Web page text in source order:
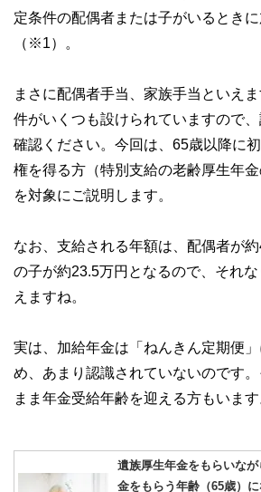
定条件の配偶者または子がいるとき
（※1）。
まさに配偶者手当、家族手当といえ
件がいくつも設けられていますので
確認ください。今回は、65歳以降に
権を得る方（特別支給の老齢厚生年金
を対象にご説明します。
なお、支給される年額は、配偶者が
の子が約23.5万円となるので、それ
えますね。
実は、加給年金は「ねんきん定期便
め、あまり認識されていないのです
まま年金受給年齢を迎える方もいます
遺族厚生年金をもらいな
金をもらう年齢（65歳）